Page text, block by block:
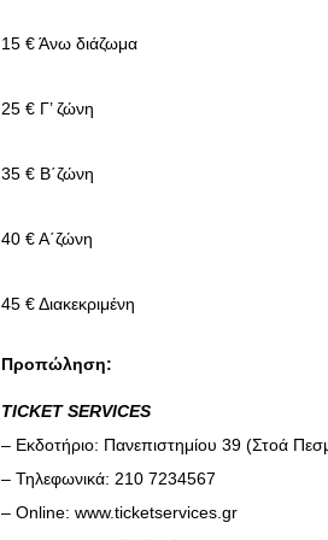
15 € Άνω διάζωμα
25 € Γ’ ζώνη
35 € Β΄ζώνη
40 € Α΄ζώνη
45 € Διακεκριμένη
Προπώληση:
TICKET SERVICES
– Εκδοτήριο: Πανεπιστημίου 39 (Στοά
– Τηλεφωνικά: 210 7234567
– Online: www.ticketservices.gr